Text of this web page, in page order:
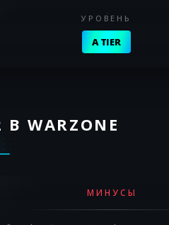
УРОВЕНЬ
A TIER
WARZONE
МИНУСЫ